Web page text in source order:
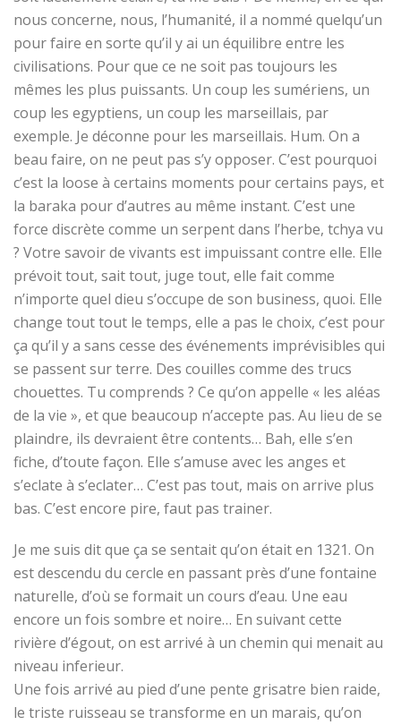
nous concerne, nous, l’humanité, il a nommé quelqu’un
pour faire en sorte qu’il y ai un équilibre entre les
civilisations. Pour que ce ne soit pas toujours les
mêmes les plus puissants. Un coup les sumériens, un
coup les egyptiens, un coup les marseillais, par
exemple. Je déconne pour les marseillais. Hum. On a
beau faire, on ne peut pas s’y opposer. C’est pourquoi
c’est la loose à certains moments pour certains pays, et
la baraka pour d’autres au même instant. C’est une
force discrète comme un serpent dans l’herbe, tchya vu
? Votre savoir de vivants est impuissant contre elle. Elle
prévoit tout, sait tout, juge tout, elle fait comme
n’importe quel dieu s’occupe de son business, quoi. Elle
change tout tout le temps, elle a pas le choix, c’est pour
ça qu’il y a sans cesse des événements imprévisibles qui
se passent sur terre. Des couilles comme des trucs
chouettes. Tu comprends ? Ce qu’on appelle « les aléas
de la vie », et que beaucoup n’accepte pas. Au lieu de se
plaindre, ils devraient être contents… Bah, elle s’en
fiche, d’toute façon. Elle s’amuse avec les anges et
s’eclate à s’eclater… C’est pas tout, mais on arrive plus
bas. C’est encore pire, faut pas trainer.
Je me suis dit que ça se sentait qu’on était en 1321. On
est descendu du cercle en passant près d’une fontaine
naturelle, d’où se formait un cours d’eau. Une eau
encore un fois sombre et noire… En suivant cette
rivière d’égout, on est arrivé à un chemin qui menait au
niveau inferieur.
Une fois arrivé au pied d’une pente grisatre bien raide,
le triste ruisseau se transforme en un marais, qu’on